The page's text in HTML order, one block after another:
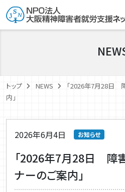
トップ NEWS
「2026年7月28日
内」
2026年6月4日 お知らせ
「2026年7月28日 障
ナーのご案内」